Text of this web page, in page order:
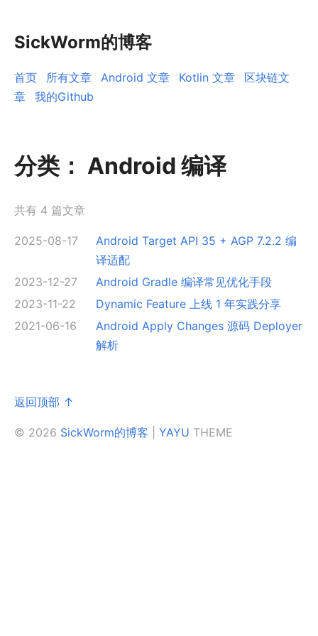
SickWorm的博客
首页 所有文章 Android 文章 Kotlin 文章
区块链文
章
我的Github
分类： Android 编译
共有 4 篇文章
2025-08-17
Android Target API 35 + AGP 7.2.2 编
译适配
2023-12-27
Android Gradle 编译常见优化手段
2023-11-22
Dynamic Feature 上线 1 年实践分享
2021-06-16
Android Apply Changes 源码 Deployer
解析
返回顶部 ↑
© 2026 SickWorm的博客 YAYU THEME